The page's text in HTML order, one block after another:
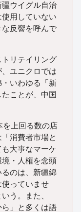
ウイグル自治
用していない
反響を呼んで
リテイリング
ユニクロでは
いわゆる「新
ことが、中国
を上回る数の店
消費者市場と
大事なマーケ
・人権を念頭
のは、新疆綿
っていませ
う。また、
ら」と多くは語